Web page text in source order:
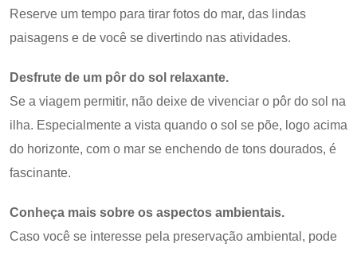
Reserve um tempo para tirar fotos do mar, das lindas
paisagens e de você se divertindo nas atividades.
Desfrute de um pôr do sol relaxante.
Se a viagem permitir, não deixe de vivenciar o pôr do sol na
ilha. Especialmente a vista quando o sol se põe, logo acima
do horizonte, com o mar se enchendo de tons dourados, é
fascinante.
Conheça mais sobre os aspectos ambientais.
Caso você se interesse pela preservação ambiental, pode